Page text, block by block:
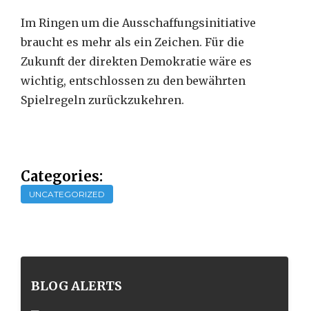
Im Ringen um die Ausschaffungsinitiative
braucht es mehr als ein Zeichen. Für die
Zukunft der direkten Demokratie wäre es
wichtig, entschlossen zu den bewährten
Spielregeln zurückzukehren.
Categories:
UNCATEGORIZED
BLOG ALERTS